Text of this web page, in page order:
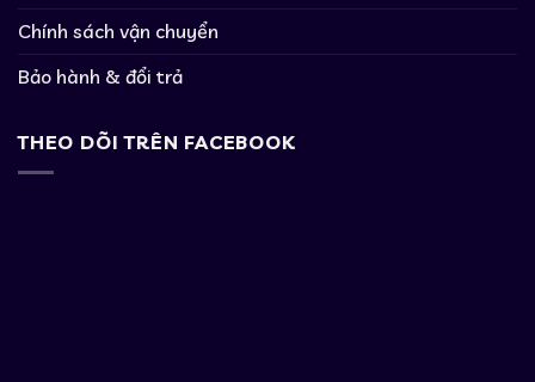
Chính sách vận chuyển
Bảo hành & đổi trả
THEO DÕI TRÊN FACEBOOK